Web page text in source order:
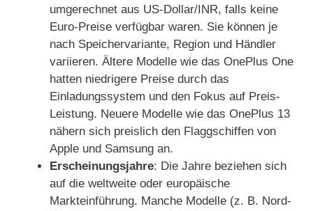
umgerechnet aus US-Dollar/INR, falls keine
Euro-Preise verfügbar waren. Sie können je
nach Speichervariante, Region und Händler
variieren. Ältere Modelle wie das OnePlus One
hatten niedrigere Preise durch das
Einladungssystem und den Fokus auf Preis-
Leistung. Neuere Modelle wie das OnePlus 13
nähern sich preislich den Flaggschiffen von
Apple und Samsung an.
Erscheinungsjahre: Die Jahre beziehen sich
auf die weltweite oder europäische
Markteinführung. Manche Modelle (z. B. Nord-